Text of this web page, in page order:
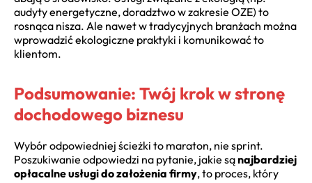
audyty energetyczne, doradztwo w zakresie OZE) to
rosnąca nisza. Ale nawet w tradycyjnych branżach można
wprowadzić ekologiczne praktyki i komunikować to
klientom.
Podsumowanie: Twój krok w stronę
dochodowego biznesu
Wybór odpowiedniej ścieżki to maraton, nie sprint.
Poszukiwanie odpowiedzi na pytanie, jakie sąnajbardziej
opłacalne usługi do założenia firmy, to proces, który